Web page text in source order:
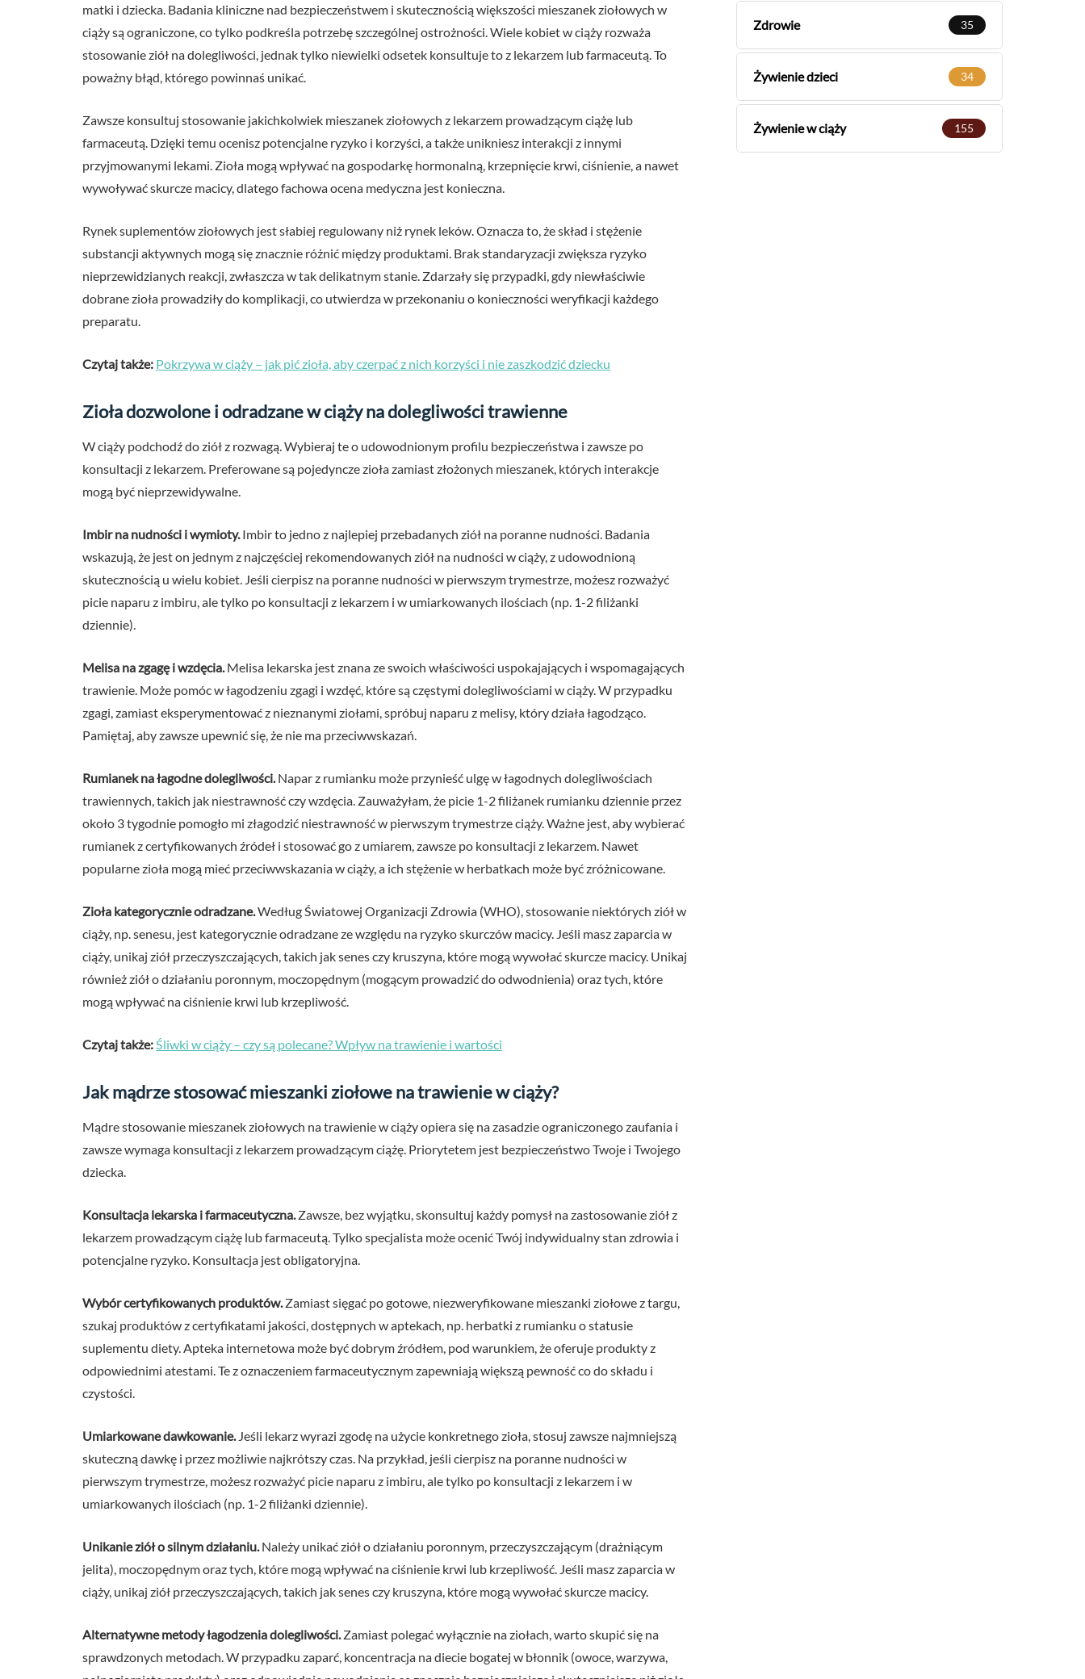
matki i dziecka. Badania kliniczne nad bezpieczeństwem i skutecznością większości mieszanek ziołowych w
ciąży są ograniczone, co tylko podkreśla potrzebę szczególnej ostrożności. Wiele kobiet w ciąży rozważa
stosowanie ziół na dolegliwości, jednak tylko niewielki odsetek konsultuje to z lekarzem lub farmaceutą. To
poważny błąd, którego powinnaś unikać.
Zawsze konsultuj stosowanie jakichkolwiek mieszanek ziołowych z lekarzem prowadzącym ciążę lub
farmaceutą. Dzięki temu ocenisz potencjalne ryzyko i korzyści, a także unikniesz interakcji z innymi
przyjmowanymi lekami. Zioła mogą wpływać na gospodarkę hormonalną, krzepnięcie krwi, ciśnienie, a nawet
wywoływać skurcze macicy, dlatego fachowa ocena medyczna jest konieczna.
Rynek suplementów ziołowych jest słabiej regulowany niż rynek leków. Oznacza to, że skład i stężenie
substancji aktywnych mogą się znacznie różnić między produktami. Brak standaryzacji zwiększa ryzyko
nieprzewidzianych reakcji, zwłaszcza w tak delikatnym stanie. Zdarzały się przypadki, gdy niewłaściwie
dobrane zioła prowadziły do komplikacji, co utwierdza w przekonaniu o konieczności weryfikacji każdego
preparatu.
Czytaj także: Pokrzywa w ciąży – jak pić zioła, aby czerpać z nich korzyści i nie zaszkodzić dziecku
Zioła dozwolone i odradzane w ciąży na dolegliwości trawienne
W ciąży podchodź do ziół z rozwagą. Wybieraj te o udowodnionym profilu bezpieczeństwa i zawsze po
konsultacji z lekarzem. Preferowane są pojedyncze zioła zamiast złożonych mieszanek, których interakcje
mogą być nieprzewidywalne.
Imbir na nudności i wymioty. Imbir to jedno z najlepiej przebadanych ziół na poranne nudności. Badania
wskazują, że jest on jednym z najczęściej rekomendowanych ziół na nudności w ciąży, z udowodnioną
skutecznością u wielu kobiet. Jeśli cierpisz na poranne nudności w pierwszym trymestrze, możesz rozważyć
picie naparu z imbiru, ale tylko po konsultacji z lekarzem i w umiarkowanych ilościach (np. 1-2 filiżanki
dziennie).
Melisa na zgagę i wzdęcia. Melisa lekarska jest znana ze swoich właściwości uspokajających i wspomagających
trawienie. Może pomóc w łagodzeniu zgagi i wzdęć, które są częstymi dolegliwościami w ciąży. W przypadku
zgagi, zamiast eksperymentować z nieznanymi ziołami, spróbuj naparu z melisy, który działa łagodząco.
Pamiętaj, aby zawsze upewnić się, że nie ma przeciwwskazań.
Rumianek na łagodne dolegliwości. Napar z rumianku może przynieść ulgę w łagodnych dolegliwościach
trawiennych, takich jak niestrawność czy wzdęcia. Zauważyłam, że picie 1-2 filiżanek rumianku dziennie przez
około 3 tygodnie pomogło mi złagodzić niestrawność w pierwszym trymestrze ciąży. Ważne jest, aby wybierać
rumianek z certyfikowanych źródeł i stosować go z umiarem, zawsze po konsultacji z lekarzem. Nawet
popularne zioła mogą mieć przeciwwskazania w ciąży, a ich stężenie w herbatkach może być zróżnicowane.
Zioła kategorycznie odradzane.Według Światowej Organizacji Zdrowia (WHO), stosowanie niektórych ziół w
ciąży, np. senesu, jest kategorycznie odradzane ze względu na ryzyko skurczów macicy. Jeśli masz zaparcia w
ciąży, unikaj ziół przeczyszczających, takich jak senes czy kruszyna, które mogą wywołać skurcze macicy. Unikaj
również ziół o działaniu poronnym, moczopędnym (mogącym prowadzić do odwodnienia) oraz tych, które
mogą wpływać na ciśnienie krwi lub krzepliwość.
Czytaj także: Śliwki w ciąży – czy są polecane? Wpływ na trawienie i wartości
Jak mądrze stosować mieszanki ziołowe na trawienie w ciąży?
Mądre stosowanie mieszanek ziołowych na trawienie w ciąży opiera się na zasadzie ograniczonego zaufania i
zawsze wymaga konsultacji z lekarzem prowadzącym ciążę. Priorytetem jest bezpieczeństwo Twoje i Twojego
dziecka.
Konsultacja lekarska i farmaceutyczna. Zawsze, bez wyjątku, skonsultuj każdy pomysł na zastosowanie ziół z
lekarzem prowadzącym ciążę lub farmaceutą. Tylko specjalista może ocenić Twój indywidualny stan zdrowia i
potencjalne ryzyko. Konsultacja jest obligatoryjna.
Wybór certyfikowanych produktów. Zamiast sięgać po gotowe, niezweryfikowane mieszanki ziołowe z targu,
szukaj produktów z certyfikatami jakości, dostępnych w aptekach, np. herbatki z rumianku o statusie
suplementu diety. Apteka internetowa może być dobrym źródłem, pod warunkiem, że oferuje produkty z
odpowiednimi atestami. Te z oznaczeniem farmaceutycznym zapewniają większą pewność co do składu i
czystości.
Umiarkowane dawkowanie. Jeśli lekarz wyrazi zgodę na użycie konkretnego zioła, stosuj zawsze najmniejszą
skuteczną dawkę i przez możliwie najkrótszy czas. Na przykład, jeśli cierpisz na poranne nudności w
pierwszym trymestrze, możesz rozważyć picie naparu z imbiru, ale tylko po konsultacji z lekarzem i w
umiarkowanych ilościach (np. 1-2 filiżanki dziennie).
Unikanie ziół o silnym działaniu. Należy unikać ziół o działaniu poronnym, przeczyszczającym (drażniącym
jelita), moczopędnym oraz tych, które mogą wpływać na ciśnienie krwi lub krzepliwość. Jeśli masz zaparcia w
ciąży, unikaj ziół przeczyszczających, takich jak senes czy kruszyna, które mogą wywołać skurcze macicy.
Alternatywne metody łagodzenia dolegliwości. Zamiast polegać wyłącznie na ziołach, warto skupić się na
sprawdzonych metodach. W przypadku zaparć, koncentracja na diecie bogatej w błonnik (owoce, warzywa,
Zdrowie 35
Żywienie dzieci 34
Żywienie w ciąży 155